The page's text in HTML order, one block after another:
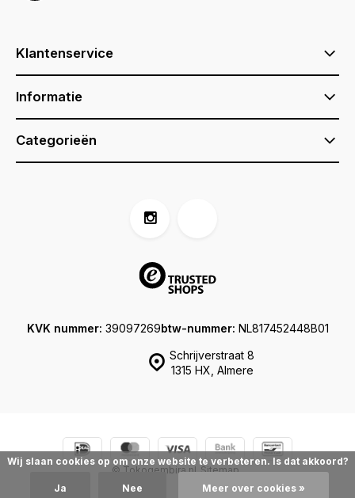
Klantenservice
Informatie
Categorieën
Schrijverstraat 8
1315 HX, Almere
KVK nummer: 39097269btw-nummer: NL817452448B01
© Tokogembira.nl Sitemap
Wij slaan cookies op om onze website te verbeteren. Is dat akkoord?
Ja Nee Meer over cookies »